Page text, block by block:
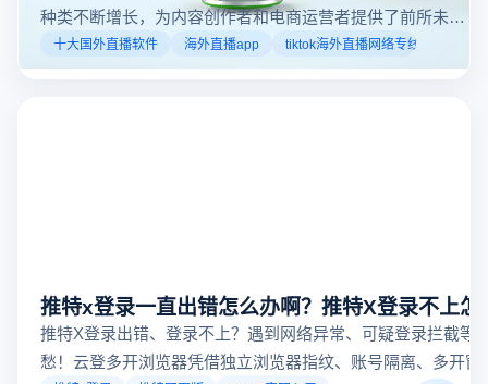
种类不断增长，为内容创作者和电商运营者提供了前所未有
的机遇。如果你是一个跨境电商从业者，想要了解2025年十
大国外直播软件排行榜，那么你来对地方了！接下来跟着云
十大国外直播软件 海外直播app tiktok海外直播网络专线
推特x登录一直出错怎么办啊？推特X登录不上怎
推特X登录出错、登录不上？遇到网络异常、可疑登录拦截等
愁！云登多开浏览器凭借独立浏览器指纹、账号隔离、多开窗